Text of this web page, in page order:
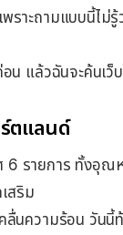
าะถามแบบนี้ไม่
น แล้วฉันจะค้นเว็บ
ร์ตแลนด์
รายการ ทั้งอุณ
สริม
นความร้อน วันนี้